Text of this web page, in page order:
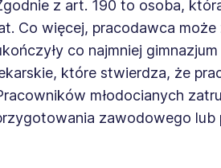
z art. 190 to osoba,
Co więcej, pracodawca
co najmniej
które stwierdza, że
młodocianych
zawodowego lub